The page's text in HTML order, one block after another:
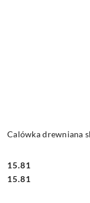
Calówka drewniana
Cena:
15.81
Cena:
15.81